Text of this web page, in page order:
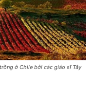
ở Chile bởi các giáo sĩ Tây